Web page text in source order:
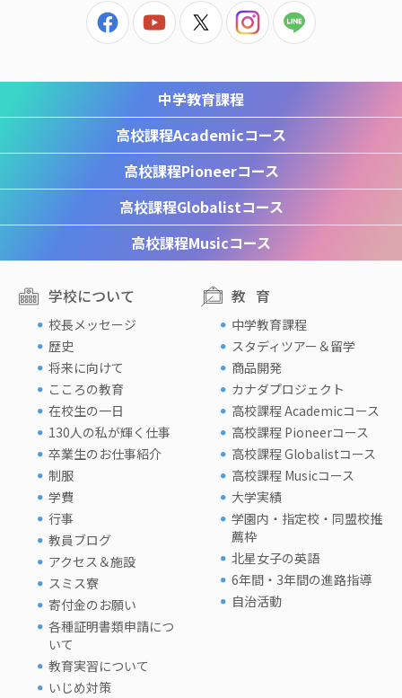
中学教育課程
高校課程Academicコース
高校課程Pioneerコース
高校課程Globalistコース
高校課程Musicコース
学校について
校長メッセージ
歴史
将来に向けて
こころの教育
在校生の一日
130人の私が輝く仕事
卒業生のお仕事紹介
制服
学費
行事
教員ブログ
アクセス＆施設
スミス寮
寄付金のお願い
各種証明書類申請につ
いて
教育実習について
いじめ対策
教育
中学教育課程
スタディツアー＆留学
商品開発
カナダプロジェクト
高校課程 Academicコース
高校課程 Pioneerコース
高校課程 Globalistコース
高校課程 Musicコース
大学実績
学園内・指定校・同盟校推
薦枠
北星女子の英語
6年間・3年間の進路指導
自治活動